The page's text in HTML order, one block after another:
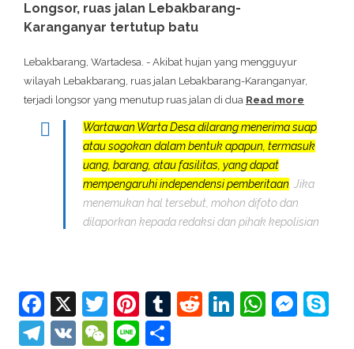
Longsor, ruas jalan Lebakbarang-
Karanganyar tertutup batu
Lebakbarang, Wartadesa. - Akibat hujan yang mengguyur
wilayah Lebakbarang, ruas jalan Lebakbarang-Karanganyar,
terjadi longsor yang menutup ruas jalan di dua Read more
Wartawan Warta Desa dilarang menerima suap
atau sogokan dalam bentuk apapun, termasuk
uang, barang, atau fasilitas, yang dapat
mempengaruhi independensi pemberitaan. Jika
menemukan hal tersebut, mohon difoto dan
dilaporkan kepada redaksi dan pihak kepolisian
Facebook
X Twitter
Pinterest
Tumblr
Reddit
LinkedIn
Telegram
VK WeChat
Line